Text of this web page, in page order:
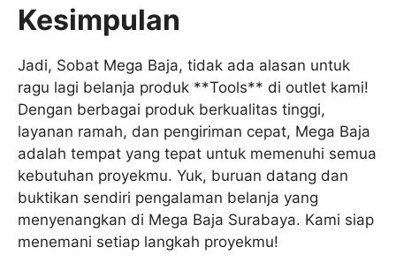
Kesimpulan
Jadi, Sobat Mega Baja, tidak ada alasan untuk
ragu lagi belanja produk **Tools** di outlet kami!
Dengan berbagai produk berkualitas tinggi,
layanan ramah, dan pengiriman cepat, Mega Baja
adalah tempat yang tepat untuk memenuhi semua
kebutuhan proyekmu. Yuk, buruan datang dan
buktikan sendiri pengalaman belanja yang
menyenangkan di Mega Baja Surabaya. Kami siap
menemani setiap langkah proyekmu!